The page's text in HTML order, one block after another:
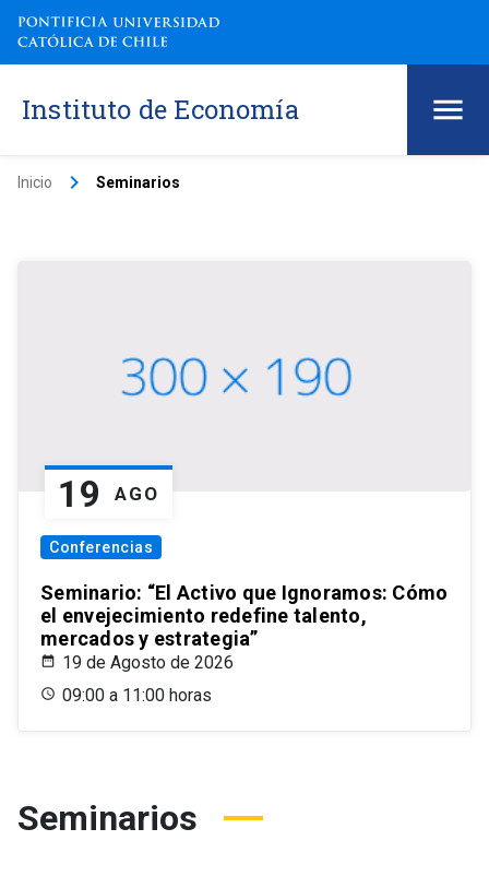
Instituto de Economía
Inicio keyboard_arrow_right Seminarios
19 AGO
Conferencias
Seminario: “El Activo que Ignoramos: Cómo
el envejecimiento redefine talento,
mercados y estrategia”
19 de Agosto de 2026
09:00 a 11:00 horas
Seminarios